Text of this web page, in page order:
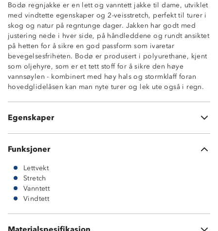
Bodø regnjakke er en lett og vanntett jakke til dame, utviklet
med vindtette egenskaper og 2-veisstretch, perfekt til turer i
skog og natur på regntunge dager. Jakken har godt med
justering nede i hver side, på håndleddene og rundt ansiktet
på hetten for å sikre en god passform som ivaretar
bevegelsesfriheten. Bodø er produsert i polyurethane, kjent
som oljehyre, som er et tett stoff for å sikre den høye
vannsøylen - kombinert med høy hals og stormklaff foran
hovedglidelåsen kan man nyte turer og lek ute også i regn.
Egenskaper
Vanntett (20 000 mm vannsøyle)
Vindtett
2-veisstrech
Lettvekt
2 glidelåslommer
Stormklaff foran hovedglidelås
Vannavstøtende glidelåser
Fastmontert hette med justering rundt ansiktet
Høy hals
OekoTex® standard 100
Funksjoner
Lettvekt
Stretch
Vanntett
Vindtett